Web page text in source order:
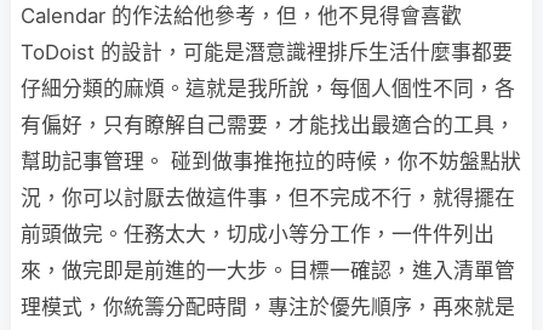
Calendar 的作法給他參考，但，他不見得會喜歡
ToDoist 的設計，可能是潛意識裡排斥生活什麼事都要
仔細分類的麻煩。這就是我所說，每個人個性不同，各
有偏好，只有瞭解自己需要，才能找出最適合的工具，
幫助記事管理。 碰到做事推拖拉的時候，你不妨盤點狀
況，你可以討厭去做這件事，但不完成不行，就得擺在
前頭做完。任務太大，切成小等分工作，一件件列出
來，做完即是前進的一大步。目標一確認，進入清單管
理模式，你統籌分配時間，專注於優先順序，再來就是